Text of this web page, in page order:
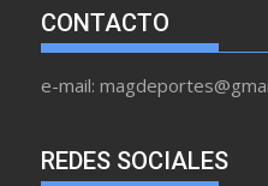
CONTACTO
e-mail:
REDES SOCIALES